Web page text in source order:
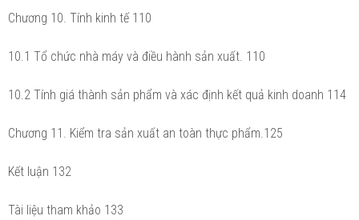
Chương 10. Tính kinh tế 110
10.1 Tổ chức nhà máy và điều hành sản xuất. 110
10.2 Tính giá thành sản phẩm và xác định kết quả kinh doanh 114
Chương 11. Kiểm tra sản xuất an toàn thực phẩm.125
Kết luận 132
Tài liệu tham khảo 133